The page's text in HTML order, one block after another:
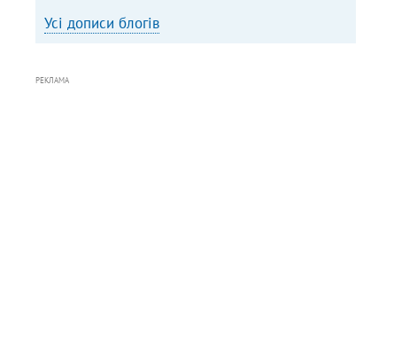
Усі дописи блогів
РЕКЛАМА